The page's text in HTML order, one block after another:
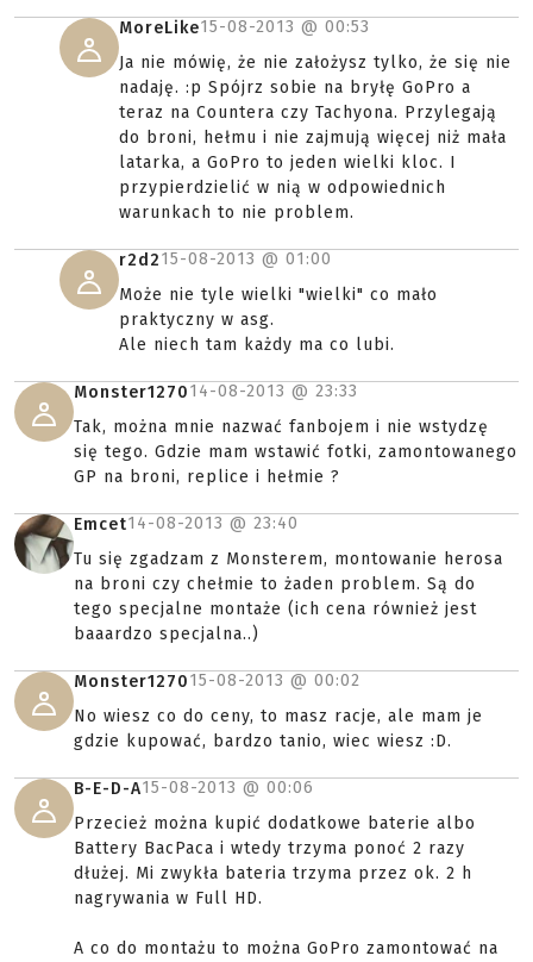
MoreLike15-08-2013 @ 00:53
Ja nie mówię, że nie założysz tylko, że się nie
nadaję. :p Spójrz sobie na bryłę GoPro a
teraz na Countera czy Tachyona. Przylegają
do broni, hełmu i nie zajmują więcej niż mała
latarka, a GoPro to jeden wielki kloc. I
przypierdzielić w nią w odpowiednich
warunkach to nie problem.
r2d215-08-2013 @ 01:00
Może nie tyle wielki "wielki" co mało
praktyczny w asg.
Ale niech tam każdy ma co lubi.
Monster127014-08-2013 @ 23:33
Tak, można mnie nazwać fanbojem i nie wstydzę
się tego. Gdzie mam wstawić fotki, zamontowanego
GP na broni, replice i hełmie ?
Emcet14-08-2013 @ 23:40
Tu się zgadzam z Monsterem, montowanie herosa
na broni czy chełmie to żaden problem. Są do
tego specjalne montaże (ich cena również jest
baaardzo specjalna..)
Monster127015-08-2013 @ 00:02
No wiesz co do ceny, to masz racje, ale mam je
gdzie kupować, bardzo tanio, wiec wiesz :D.
B-E-D-A15-08-2013 @ 00:06
Przecież można kupić dodatkowe baterie albo
Battery BacPaca i wtedy trzyma ponoć 2 razy
dłużej. Mi zwykła bateria trzyma przez ok. 2 h
nagrywania w Full HD.
A co do montażu to można GoPro zamontować na